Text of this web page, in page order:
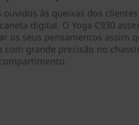
ouvidos às queixas dos
digital. O Yoga C930
os seus pensamentos assim
com grande precisão no